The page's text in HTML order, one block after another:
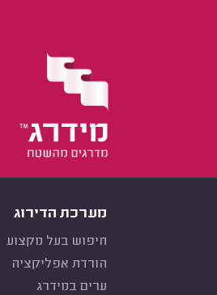
מערכת הדירוג
חיפוש בעל מקצוע
הורדת אפליקציה
ערים במידרג